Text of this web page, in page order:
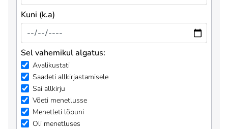
Kuni (k.a)
Sel vahemikul algatus:
Avalikustati
Saadeti allkirjastamisele
Sai allkirju
Võeti menetlusse
Menetleti lõpuni
Oli menetluses